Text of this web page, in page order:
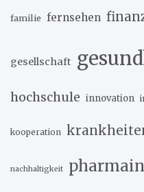
familie fernsehen
gesellschaft
hochschule innovation
kooperation
nachhaltigkeit